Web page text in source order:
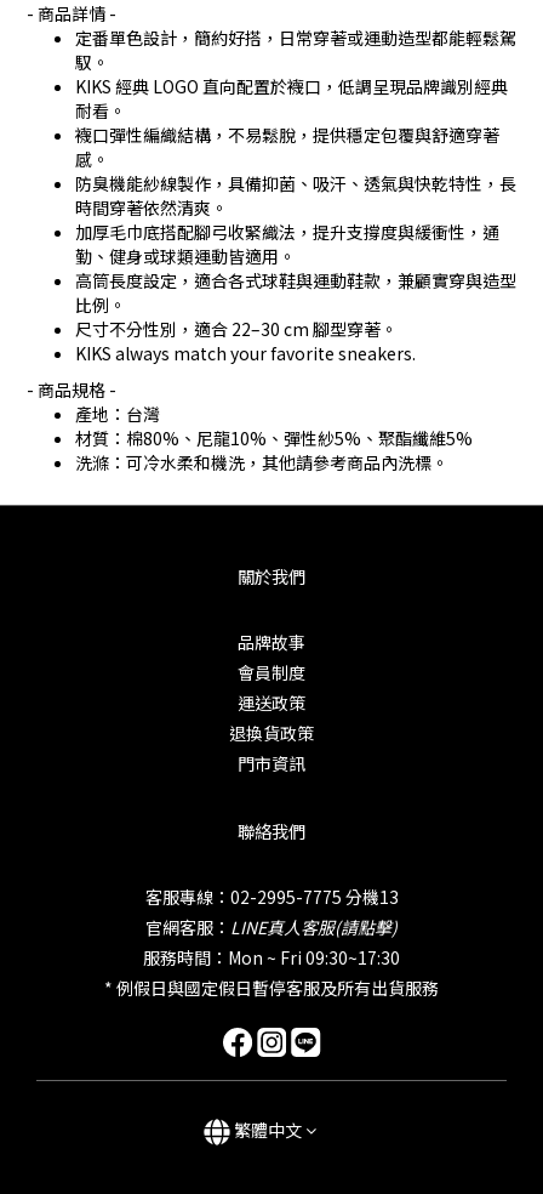
- 商品詳情 -
定番單色設計，簡約好搭，日常穿著或運動造型都能輕鬆駕
馭。
KIKS 經典 LOGO 直向配置於襪口，低調呈現品牌識別經典
耐看。
襪口彈性編織結構，不易鬆脫，提供穩定包覆與舒適穿著
感。
防臭機能紗線製作，具備抑菌、吸汗、透氣與快乾特性，長
時間穿著依然清爽。
加厚毛巾底搭配腳弓收緊織法，提升支撐度與緩衝性，通
勤、健身或球類運動皆適用。
高筒長度設定，適合各式球鞋與運動鞋款，兼顧實穿與造型
比例。
尺寸不分性別，適合 22–30 cm 腳型穿著。
KIKS always match your favorite sneakers.
- 商品規格 -
產地：台灣
材質：棉80%、尼龍10%、彈性紗5%、聚酯纖維5%
洗滌：可冷水柔和機洗，其他請參考商品內洗標。
關於我們
品牌故事
會員制度
運送政策
退換貨政策
門市資訊
聯絡我們
客服專線：02-2995-7775 分機13
官網客服： LINE真人客服(請點擊)
服務時間：Mon ~ Fri 09:30~17:30
* 例假日與國定假日暫停客服及所有出貨服務
繁體中文